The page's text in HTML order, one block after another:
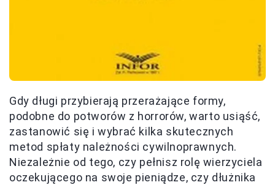
Gdy długi przybierają przerażające formy,
podobne do potworów z horrorów, warto usiąść,
zastanowić się i wybrać kilka skutecznych
metod spłaty należności cywilnoprawnych.
Niezależnie od tego, czy pełnisz rolę wierzyciela
oczekującego na swoje pieniądze, czy dłużnika